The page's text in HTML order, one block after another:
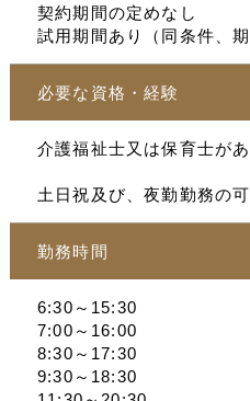
契約期間の定めなし
試用期間あり（同条件、期
必要な資格・経験
介護福祉士又は保育士が
土日祝及び、夜勤勤務の
勤務時間
6:30～15:30
7:00～16:00
8:30～17:30
9:30～18:30